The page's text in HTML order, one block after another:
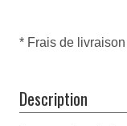
* Frais de
Description